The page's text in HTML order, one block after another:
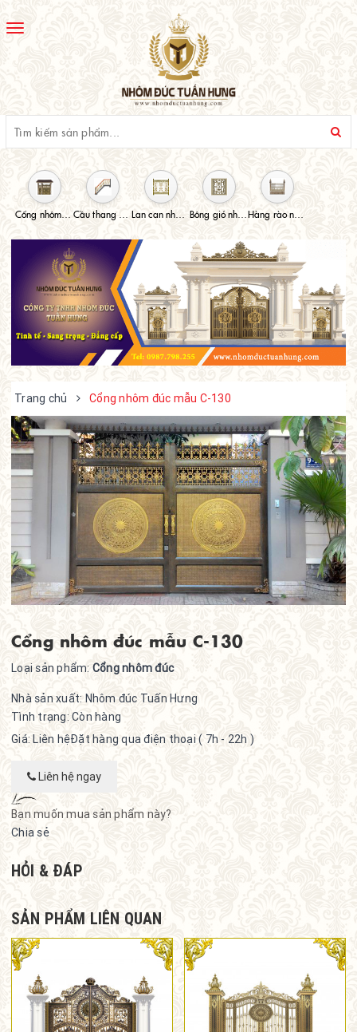
Toggle
Trang chủ Cổng nhôm đúc mẫu C-130
Cổng nhôm đúc mẫu C-130
Loại sản phẩm: Cổng nhôm đúc
Nhà sản xuất: Nhôm đúc Tuấn Hưng
Tình trạng: Còn hàng
Giá: Liên hệĐặt hàng qua điện thoại ( 7h - 22h )
Liên hệ ngay
Bạn muốn mua sản phẩm này?
Chia sẻ
HỎI & ĐÁP
SẢN PHẨM LIÊN QUAN